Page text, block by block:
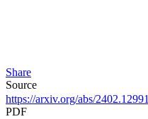
Share
Source
https://arxiv.org/abs/2402.12991
PDF